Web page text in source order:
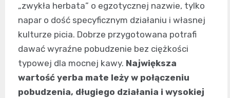
„zwykła herbata” o egzotycznej nazwie, tylko
napar o dość specyficznym działaniu i własnej
kulturze picia. Dobrze przygotowana potrafi
dawać wyraźne pobudzenie bez ciężkości
typowej dla mocnej kawy. Największa
wartość yerba mate leży w połączeniu
pobudzenia, długiego działania i wysokiej